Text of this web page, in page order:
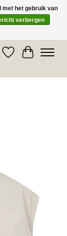
VANAF € 75,00
Verlanglijst
met het gebruik van
verbergen